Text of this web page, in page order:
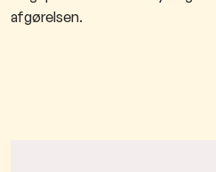
afgørelsen.